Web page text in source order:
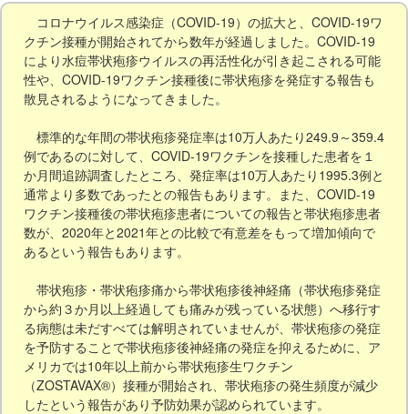
コロナウイルス感染症（COVID-19）の拡大と、COVID-19ワ
クチン接種が開始されてから数年が経過しました。COVID-19
により水痘帯状疱疹ウイルスの再活性化が引き起こされる可能
性や、COVID-19ワクチン接種後に帯状疱疹を発症する報告も
散見されるようになってきました。
標準的な年間の帯状疱疹発症率は10万人あたり249.9～359.4
例であるのに対して、COVID-19ワクチンを接種した患者を１
か月間追跡調査したところ、発症率は10万人あたり1995.3例と
通常より多数であったとの報告もあります。また、COVID-19
ワクチン接種後の帯状疱疹患者についての報告と帯状疱疹患者
数が、2020年と2021年との比較で有意差をもって増加傾向で
あるという報告もあります。
帯状疱疹・帯状疱疹痛から帯状疱疹後神経痛（帯状疱疹発症
から約３か月以上経過しても痛みが残っている状態）へ移行す
る病態は未だすべては解明されていませんが、帯状疱疹の発症
を予防することで帯状疱疹後神経痛の発症を抑えるために、ア
メリカでは10年以上前から帯状疱疹生ワクチン
（ZOSTAVAX®）接種が開始され、帯状疱疹の発生頻度が減少
したという報告があり予防効果が認められています。